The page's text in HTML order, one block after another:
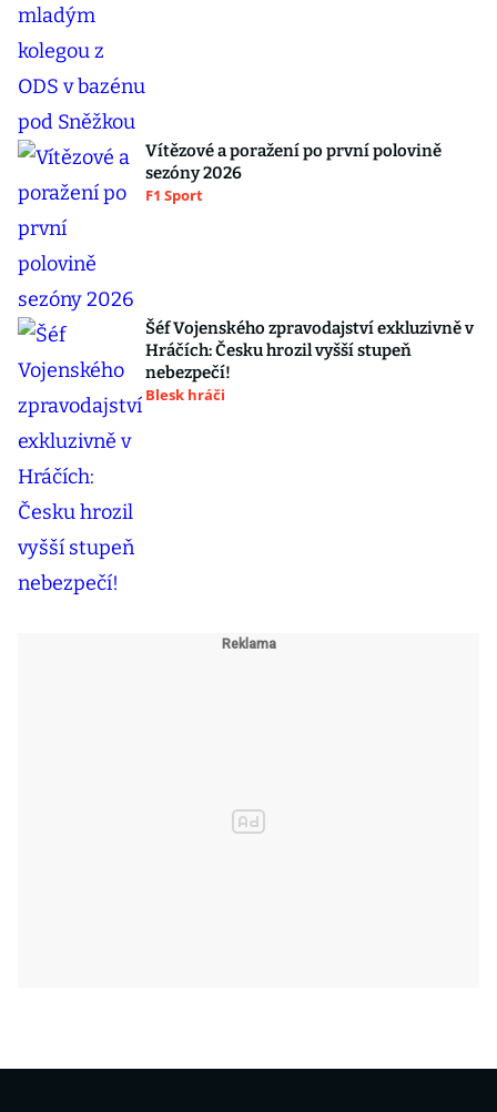
Vítězové a poražení po první polovině
sezóny 2026
F1 Sport
Šéf Vojenského zpravodajství exkluzivně v
Hráčích: Česku hrozil vyšší stupeň
nebezpečí!
Blesk hráči